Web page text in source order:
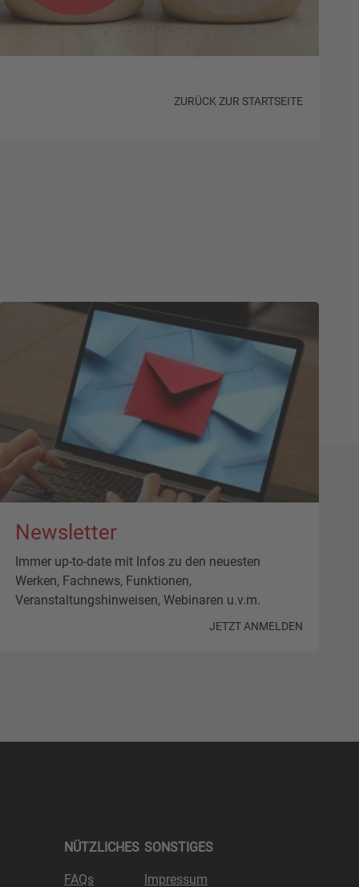
ZURÜCK ZUR STARTSEITE
Newsletter
Immer up-to-date mit Infos zu den neuesten
Werken, Fachnews, Funktionen,
Veranstaltungshinweisen, Webinaren u.v.m.
JETZT ANMELDEN
NÜTZLICHES
FAQs
SONSTIGES
Impressum